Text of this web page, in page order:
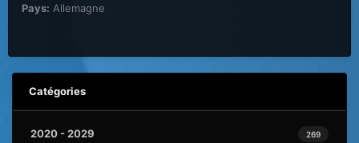
Pays: Allemagne
Catégories
269
2020 - 2029